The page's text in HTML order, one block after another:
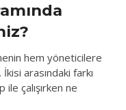
hem yöneticilere
arasındaki farkı
çalışırken ne